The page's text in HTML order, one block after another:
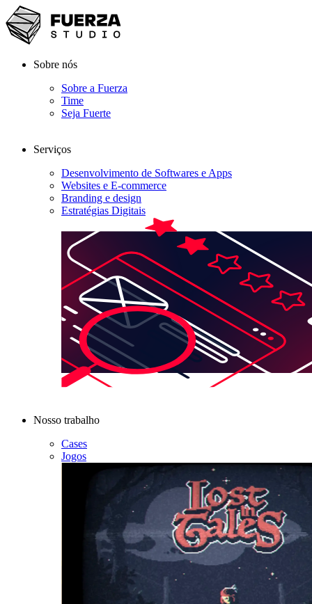
Sobre nós
Sobre a Fuerza
Time
Seja Fuerte
Serviços
Desenvolvimento de Softwares e Apps
Websites e E-commerce
Branding e design
Estratégias Digitais
Nosso trabalho
Cases
Jogos